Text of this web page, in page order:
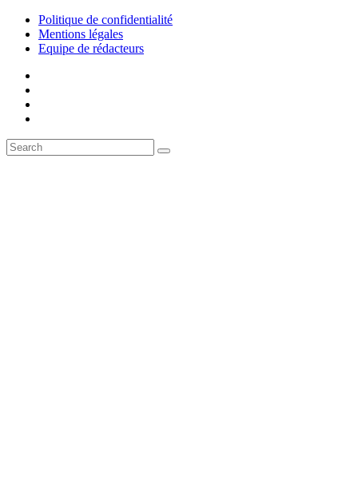
Politique de confidentialité
Mentions légales
Equipe de rédacteurs